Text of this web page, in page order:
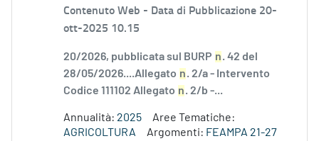
Contenuto Web - Data di Pubblicazione 20-
ott-2025 10.15
20/2026, pubblicata sul BURP n. 42 del
28/05/2026....Allegato n. 2/a - Intervento
Codice 111102 Allegato n. 2/b -...
Annualità: 2025
Aree Tematiche:
AGRICOLTURA
Argomenti: FEAMPA 21-27